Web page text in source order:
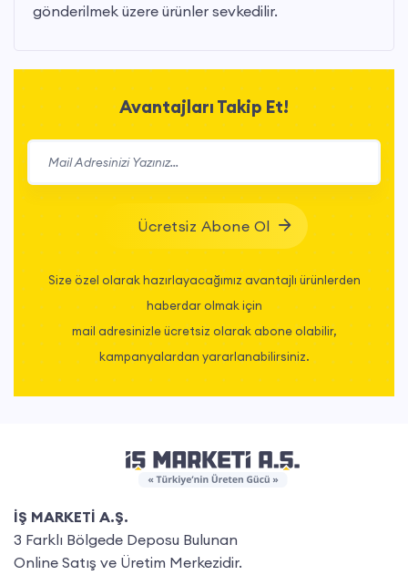
gönderilmek üzere ürünler sevkedilir.
Avantajları Takip Et!
Ücretsiz Abone Ol
Size özel olarak hazırlayacağımız avantajlı ürünlerden
haberdar olmak için
mail adresinizle ücretsiz olarak abone olabilir,
kampanyalardan yararlanabilirsiniz.
İŞ MARKETİ A.Ş.
3 Farklı Bölgede Deposu Bulunan
Online Satış ve Üretim Merkezidir.